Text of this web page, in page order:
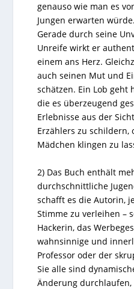
genauso wie man es
Jungen erwarten
Gerade durch seine
Unreife wirkt er
einem ans Herz.
auch seinen Mut und
schätzen. Ein Lob
die es überzeugend
Erlebnisse aus der
Erzählers zu schildern,
Mädchen klingen zu
2) Das Buch enthält
durchschnittliche
schafft es die Autorin,
Stimme zu verleihen –
Hackerin, das
wahnsinnige und
Professor oder der
Sie alle sind
Änderung durchlaufen,